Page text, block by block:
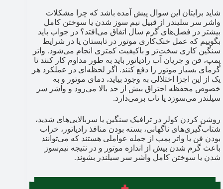
شاید برایتان این سوال پیش آمده باشد که چرا مشکلات
واشر سر سلیندر از قبیل نیم سوز شدن یا سوختن کامل
بیشتر در فصل‌های گرم سال اتفاق می‌افتد؟ در جواب باید
بگوییم که عمل خنک‌کاری موتور در تابستان یا در شرایط
سنگین کاری سخت‌تر و باکیفیت کمتری انجام می‌شود. واتر
پمپ، فن و جریان آب رادیاتور باید به طور مداوم کار کنند تا
گرمای بسیار موتور را دفع کنند. اگر لحظه‌ای در عملکرد هر
یک از این اجزا اختلالی به وجود بیاید، دمای موتور و به
خصوص محفظه احتراق بیش از حد بالا می‌رود و واشر سر
سیلندر می‌سوزد یا تاب برمی‌دارد.
روشن کردن کولر در ترافیک سنگین یا سربالایی‌های شدید،
شتاب‌گیری‌های ناگهانی، بسته بودن منافذ رادیاتور، خراب
بودن فن یا واتر پمپ از جمله عواملی هستند که می‌توانند
باعث گرم شدن بیش از اندازه موتور و در نتیجه نیم‌سوز
شدن یا سوختن کامل واشر سر سیلندر بشوند.